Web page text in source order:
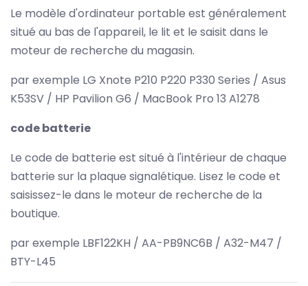
Le modèle d'ordinateur portable est généralement
situé au bas de l'appareil, le lit et le saisit dans le
moteur de recherche du magasin.
par exemple LG Xnote P210 P220 P330 Series / Asus
K53SV / HP Pavilion G6 / MacBook Pro 13 A1278
code batterie
Le code de batterie est situé à l'intérieur de chaque
batterie sur la plaque signalétique. Lisez le code et
saisissez-le dans le moteur de recherche de la
boutique.
par exemple LBF122KH / AA-PB9NC6B / A32-M47 /
BTY-L45